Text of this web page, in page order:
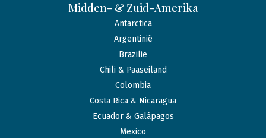
Midden- & Zuid-Amerika
Antarctica
Argentinië
Brazilië
Chili & Paaseiland
Colombia
Costa Rica & Nicaragua
Ecuador & Galápagos
Mexico